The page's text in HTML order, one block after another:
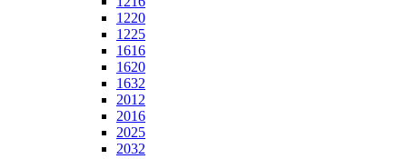
1220
1225
1616
1620
1632
2012
2016
2025
2032